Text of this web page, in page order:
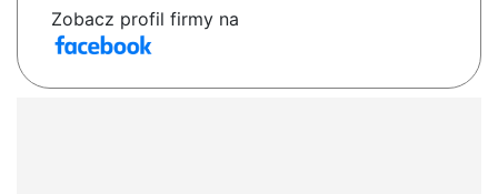
Zobacz profil firmy na